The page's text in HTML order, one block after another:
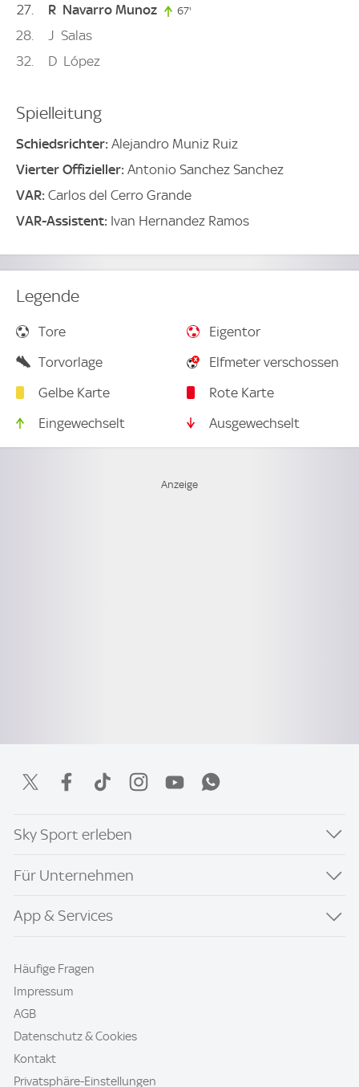
27
R Navarro Munoz 67'
28 J Salas
32
D López
Spielleitung
Schiedsrichter: Alejandro Muniz Ruiz
Vierter Offizieller: Antonio Sanchez Sanchez
VAR: Carlos del Cerro Grande
VAR-Assistent: Ivan Hernandez Ramos
Legende
Tore
Eigentor
Torvorlage
Elfmeter verschossen
Gelbe Karte
Rote Karte
Eingewechselt
Ausgewechselt
Sky Sport erleben
Für Unternehmen
App & Services
Häufige Fragen
Impressum
AGB
Datenschutz & Cookies
Kontakt
Privatsphäre-Einstellungen